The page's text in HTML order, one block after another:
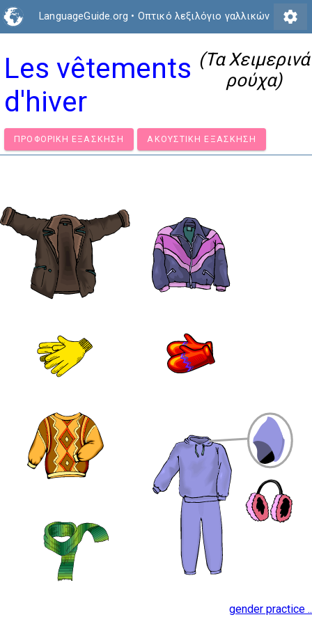
LanguageGuide.org • Οπτικό λεξιλόγιο γαλλικών settings
Les vêtements
d'hiver
(Τα Χειμερινά
ρούχα)
ΠΡΟΦΟΡΙΚΉ ΕΞΆΣΚΗΣΗ ΑΚΟΥΣΤΙΚΉ ΕΞΆΣΚΗΣΗ
gender practice ..